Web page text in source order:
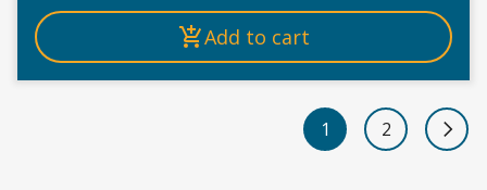
Add to cart
1 2 Next